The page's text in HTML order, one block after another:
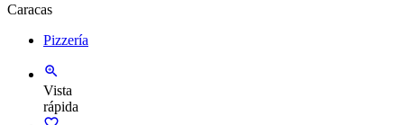
Caracas
Pizzería
Vista
rápida